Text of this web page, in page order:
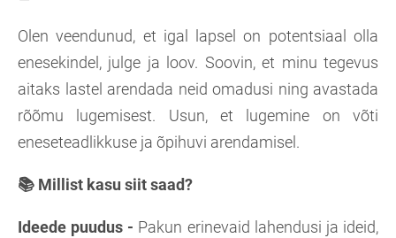
Olen veendunud, et igal lapsel on potentsiaal olla
enesekindel, julge ja loov. Soovin, et minu tegevus
aitaks lastel arendada neid omadusi ning avastada
rõõmu lugemisest. Usun, et lugemine on võti
eneseteadlikkuse ja õpihuvi arendamisel.
📚 Millist kasu siit saad?
Ideede puudus - Pakun erinevaid lahendusi ja ideid,